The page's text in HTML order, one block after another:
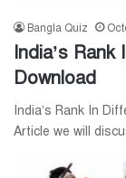
Bangla Quiz
India’s
Download
India’s Rank In
Article we will